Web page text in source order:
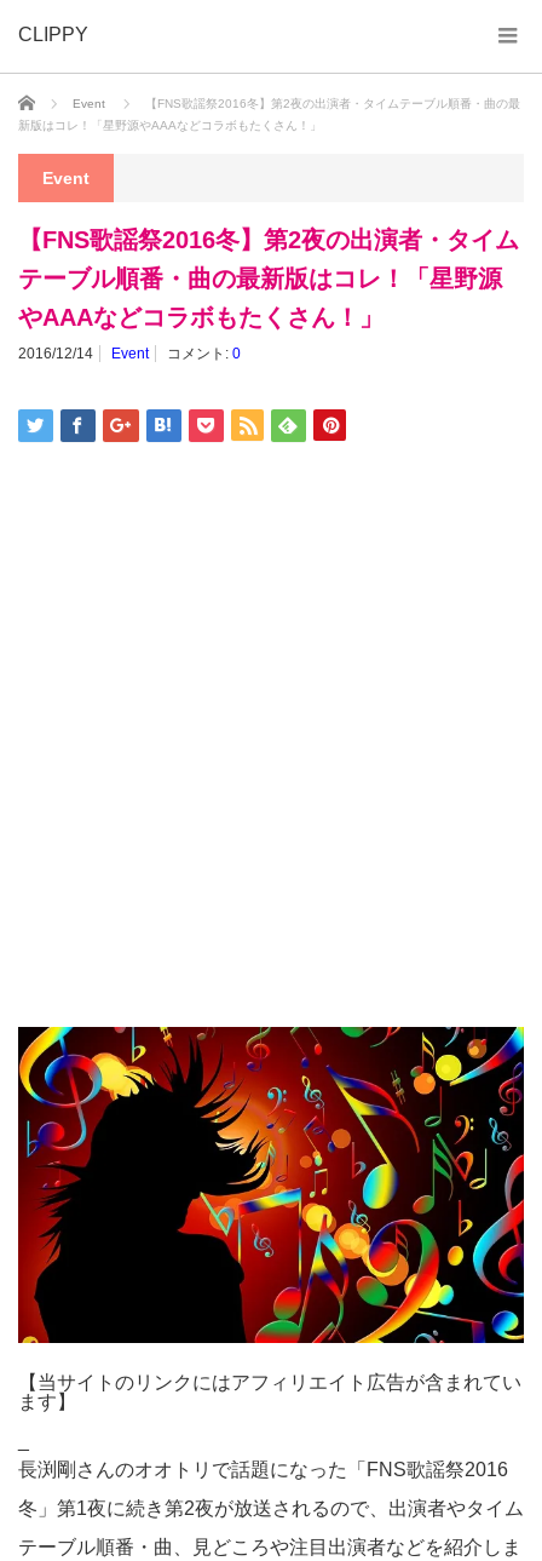
CLIPPY
ホーム Event
【FNS歌謡祭2016冬】第2夜の出演者・タイムテーブル順番・曲の最
新版はコレ！「星野源やAAAなどコラボもたくさん！」
Event
【FNS歌謡祭2016冬】第2夜の出演者・タイム
テーブル順番・曲の最新版はコレ！「星野源
やAAAなどコラボもたくさん！」
2016/12/14 Event コメント: 0
【当サイトのリンクにはアフィリエイト広告が含まれてい
ます】
長渕剛さんのオオトリで話題になった「FNS歌謡祭2016
冬」第1夜に続き第2夜が放送されるので、出演者やタイム
テーブル順番・曲、見どころや注目出演者などを紹介しま